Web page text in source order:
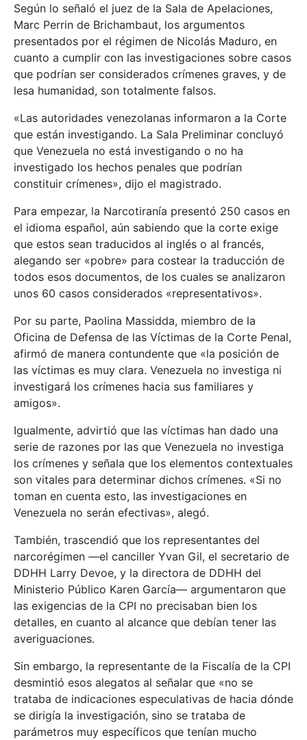
Según lo señaló el juez de la Sala de Apelaciones,
Marc Perrin de Brichambaut, los argumentos
presentados por el régimen de Nicolás Maduro, en
cuanto a cumplir con las investigaciones sobre casos
que podrían ser considerados crímenes graves, y de
lesa humanidad, son totalmente falsos.
«Las autoridades venezolanas informaron a la Corte
que están investigando. La Sala Preliminar concluyó
que Venezuela no está investigando o no ha
investigado los hechos penales que podrían
constituir crímenes», dijo el magistrado.
Para empezar, la Narcotiranía presentó 250 casos en
el idioma español, aún sabiendo que la corte exige
que estos sean traducidos al inglés o al francés,
alegando ser «pobre» para costear la traducción de
todos esos documentos, de los cuales se analizaron
unos 60 casos considerados «representativos».
Por su parte, Paolina Massidda, miembro de la
Oficina de Defensa de las Víctimas de la Corte Penal,
afirmó de manera contundente que «la posición de
las víctimas es muy clara. Venezuela no investiga ni
investigará los crímenes hacia sus familiares y
amigos».
Igualmente, advirtió que las víctimas han dado una
serie de razones por las que Venezuela no investiga
los crímenes y señala que los elementos contextuales
son vitales para determinar dichos crímenes. «Si no
toman en cuenta esto, las investigaciones en
Venezuela no serán efectivas», alegó.
También, trascendió que los representantes del
narcorégimen —el canciller Yvan Gil, el secretario de
DDHH Larry Devoe, y la directora de DDHH del
Ministerio Público Karen García— argumentaron que
las exigencias de la CPI no precisaban bien los
detalles, en cuanto al alcance que debían tener las
averiguaciones.
Sin embargo, la representante de la Fiscalía de la CPI
desmintió esos alegatos al señalar que «no se
trataba de indicaciones especulativas de hacia dónde
se dirigía la investigación, sino se trataba de
parámetros muy específicos que tenían mucho